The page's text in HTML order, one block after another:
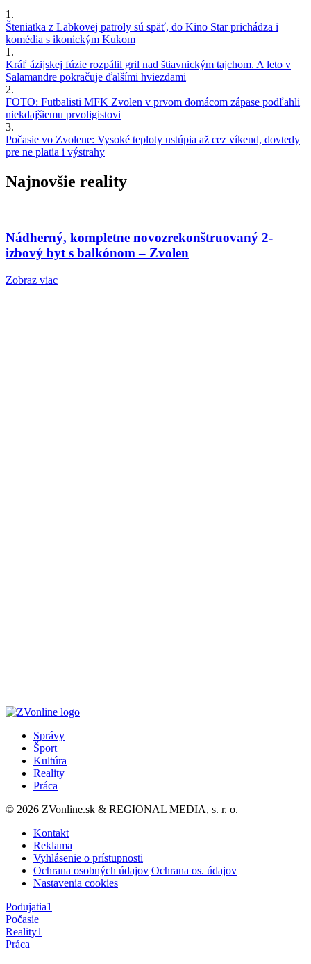
1.
Šteniatka z Labkovej patroly sú späť, do Kino Star prichádza i
komédia s ikonickým Kukom
1.
Kráľ ázijskej fúzie rozpálil gril nad štiavnickým tajchom. A leto v
Salamandre pokračuje ďalšími hviezdami
2.
FOTO: Futbalisti MFK Zvolen v prvom domácom zápase podľahli
niekdajšiemu prvoligistovi
3.
Počasie vo Zvolene: Vysoké teploty ustúpia až cez víkend, dovtedy
pre ne platia i výstrahy
Najnovšie reality
Nádherný, kompletne novozrekonštruovaný 2-
izbový byt s balkónom – Zvolen
Zobraz viac
Správy
Šport
Kultúra
Reality
Práca
© 2026 ZVonline.sk & REGIONAL MEDIA, s. r. o.
Kontakt
Reklama
Vyhlásenie o prístupnosti
Ochrana osobných údajov Ochrana os. údajov
Nastavenia cookies
Podujatia1
Počasie
Reality1
Práca